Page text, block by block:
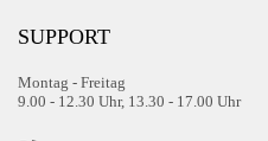
SUPPORT
Montag - Freitag
9.00 - 12.30 Uhr, 13.30 - 17.00 Uhr